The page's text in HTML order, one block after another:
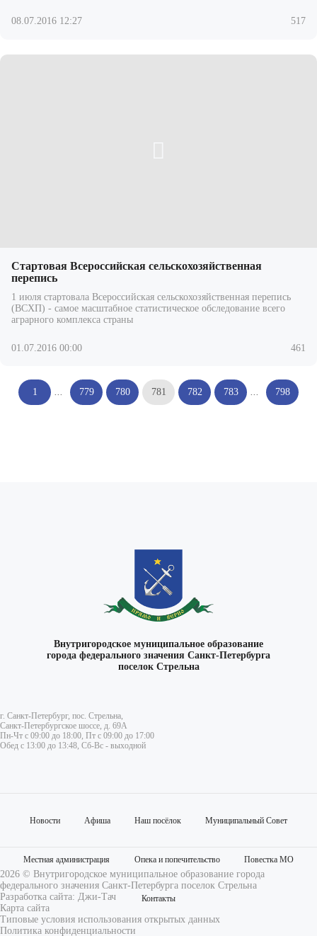
08.07.2016 12:27 517
Стартовая Всероссийская сельскохозяйственная
перепись
1 июля стартовала Всероссийская сельскохозяйственная перепись
(ВСХП) - самое масштабное статистическое обследование всего
аграрного комплекса страны
01.07.2016 00:00 461
1 779 780 781 782 783 798
Внутригородское муниципальное образование
города федерального значения Санкт-Петербурга
поселок Стрельна
г. Санкт-Петербург, пос. Стрельна,
Санкт-Петербургское шоссе, д. 69А
Пн-Чт с 09:00 до 18:00, Пт с 09:00 до 17:00
Обед с 13:00 до 13:48, Сб-Вс - выходной
Новости Афиша Наш посёлок Муниципальный Совет
Местная администрация Опека и попечительство Повестка МО
Контакты
2026 © Внутригородское муниципальное образование города
федерального значения Санкт-Петербурга поселок Стрельна
Разработка сайта: Джи-Тач
Карта сайта
Типовые условия использования открытых данных
Политика конфиденциальности